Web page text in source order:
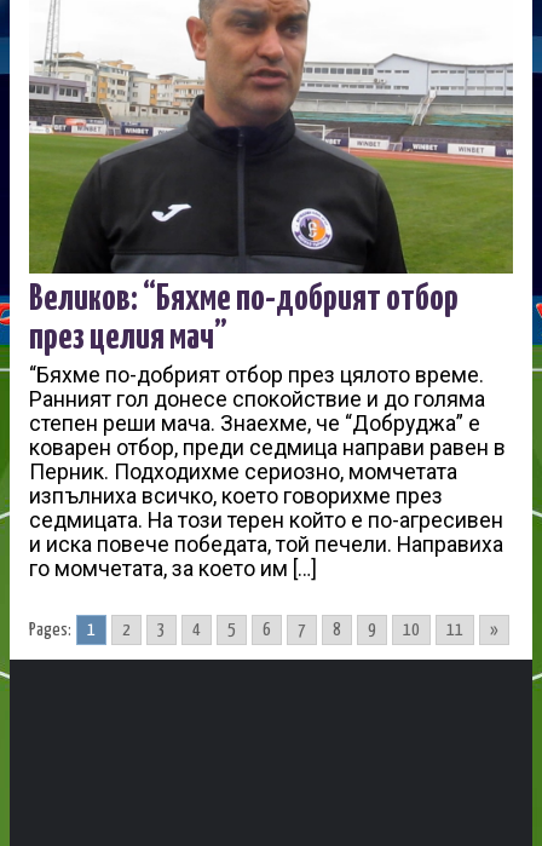
Великов: “Бяхме по-добрият отбор
през целия мач”
“Бяхме по-добрият отбор през цялото време.
Ранният гол донесе спокойствие и до голяма
степен реши мача. Знаехме, че “Добруджа” е
коварен отбор, преди седмица направи равен в
Перник. Подходихме сериозно, момчетата
изпълниха всичко, което говорихме през
седмицата. На този терен който е по-агресивен
и иска повече победата, той печели. Направиха
го момчетата, за което им […]
Pages: 1 2 3 4 5 6 7 8 9 10 11 »